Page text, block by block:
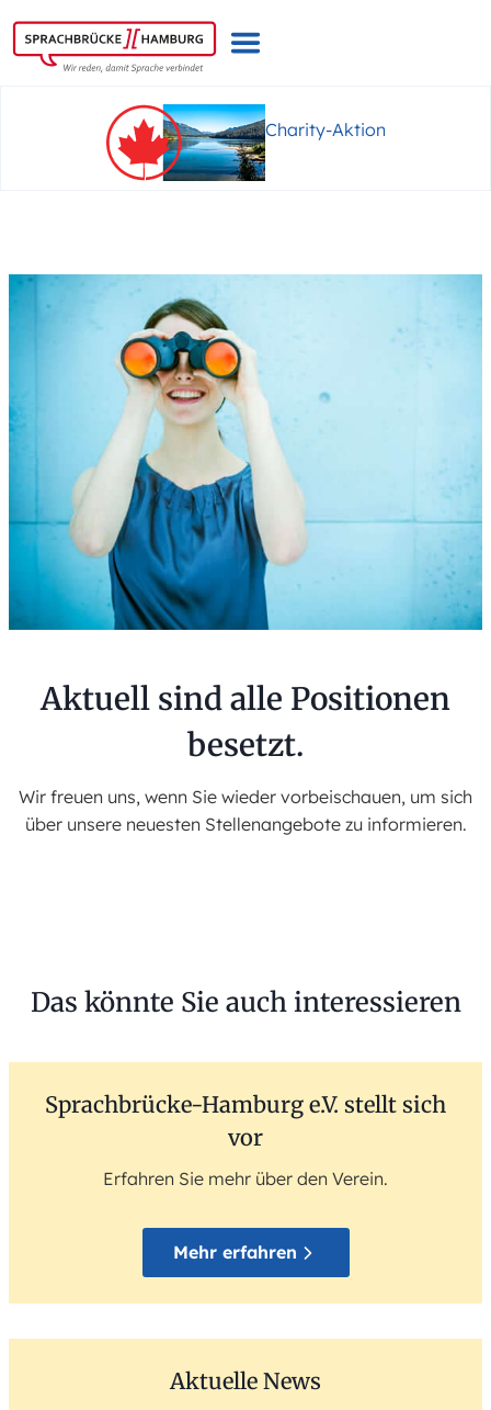
Inhalt
springen
Charity-Aktion
Aktuell sind alle Positionen
besetzt.
Wir freuen uns, wenn Sie wieder vorbeischauen, um sich
über unsere neuesten Stellenangebote zu informieren.
Das könnte Sie auch interessieren
Sprachbrücke-Hamburg e.V. stellt sich
vor
Erfahren Sie mehr über den Verein.
Mehr erfahren
Aktuelle News